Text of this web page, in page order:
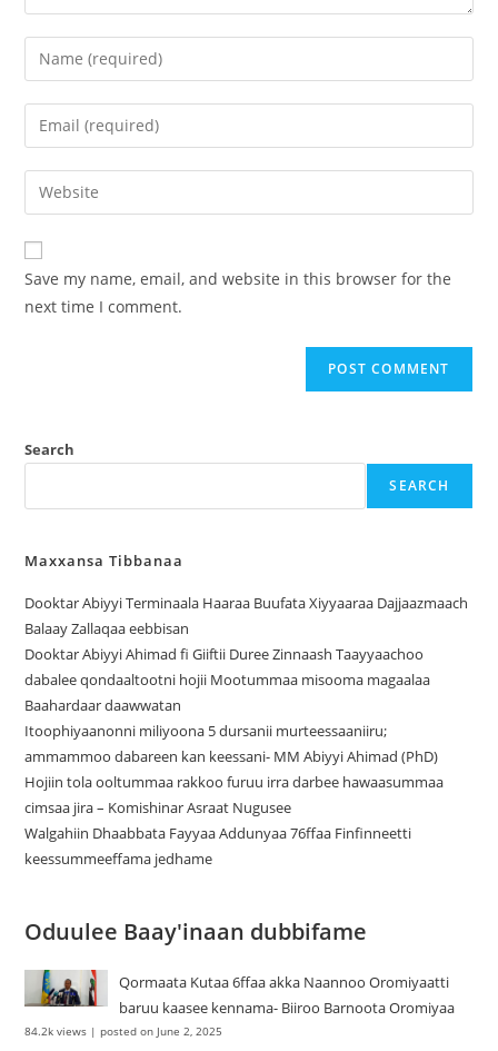
Save my name, email, and website in this browser for the
next time I comment.
Search
SEARCH
Maxxansa Tibbanaa
Dooktar Abiyyi Terminaala Haaraa Buufata Xiyyaaraa Dajjaazmaach
Balaay Zallaqaa eebbisan
Dooktar Abiyyi Ahimad fi Giiftii Duree Zinnaash Taayyaachoo
dabalee qondaaltootni hojii Mootummaa misooma magaalaa
Baahardaar daawwatan
Itoophiyaanonni miliyoona 5 dursanii murteessaaniiru;
ammammoo dabareen kan keessani- MM Abiyyi Ahimad (PhD)
Hojiin tola ooltummaa rakkoo furuu irra darbee hawaasummaa
cimsaa jira – Komishinar Asraat Nugusee
Walgahiin Dhaabbata Fayyaa Addunyaa 76ffaa Finfinneetti
keessummeeffama jedhame
Oduulee Baay'inaan dubbifame
Qormaata Kutaa 6ffaa akka Naannoo Oromiyaatti
baruu kaasee kennama- Biiroo Barnoota Oromiyaa
84.2k views |posted on June 2, 2025